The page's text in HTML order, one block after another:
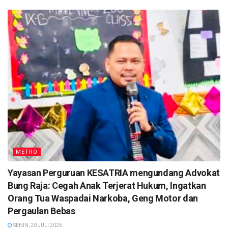
METRO
Yayasan Perguruan KESATRIA mengundang Advokat
Bung Raja: Cegah Anak Terjerat Hukum, Ingatkan
Orang Tua Waspadai Narkoba, Geng Motor dan
Pergaulan Bebas
SENIN, 20 JULI 2026